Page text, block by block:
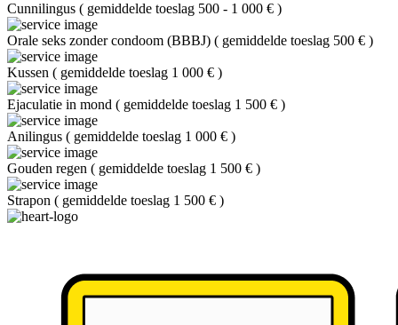
Cunnilingus ( gemiddelde toeslag 500 - 1 000 € )
Orale seks zonder condoom (BBBJ) ( gemiddelde toeslag 500 € )
Kussen ( gemiddelde toeslag 1 000 € )
Ejaculatie in mond ( gemiddelde toeslag 1 500 € )
Anilingus ( gemiddelde toeslag 1 000 € )
Gouden regen ( gemiddelde toeslag 1 500 € )
Strapon ( gemiddelde toeslag 1 500 € )